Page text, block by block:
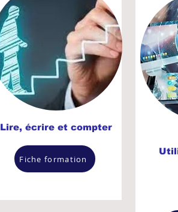
Lire, écrire et compter
Fiche formation